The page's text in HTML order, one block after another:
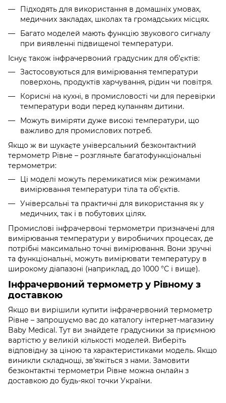
Підходять для використання в домашніх умовах,
медичних закладах, школах та громадських місцях.
Багато моделей мають функцію звукового сигналу
при виявленні підвищеної температури.
Існує також інфрачервоний градусник для об'єктів:
Застосовуються для вимірювання температури
поверхонь, продуктів харчування, рідин чи повітря.
Корисні на кухні, в промисловості чи для перевірки
температури води перед купанням дитини.
Можуть виміряти дуже високі температури, що
важливо для промислових потреб.
Якщо ж ви шукаєте універсальний безконтактний
термометр Рівне – розгляньте багатофункціональні
термометри:
Ці моделі можуть перемикатися між режимами
вимірювання температури тіла та об'єктів.
Універсальні та практичні для використання як у
медичних, так і в побутових цілях.
Промислові інфрачервоні термометри призначені для
вимірювання температури у виробничих процесах, де
потрібні максимально точні вимірювання. Вони зручні
та функціональні, можуть вимірювати температуру в
широкому діапазоні (наприклад, до 1000 °C і вище).
Інфрачервоний термометр у Рівному з
доставкою
Якщо ви вирішили купити інфрачервоний термометр
Рівне – запрошуємо вас до каталогу інтернет-магазину
Baby Medical. Тут ви знайдете градусники за приємною
вартістю у великій кількості моделей. Виберіть
відповідну за ціною та характеристиками модель. Якщо
виникли складнощі, зв'яжіться з нами. Замовити
безконтактні термометри Рівне можна онлайн з
доставкою до будь-якої точки України.